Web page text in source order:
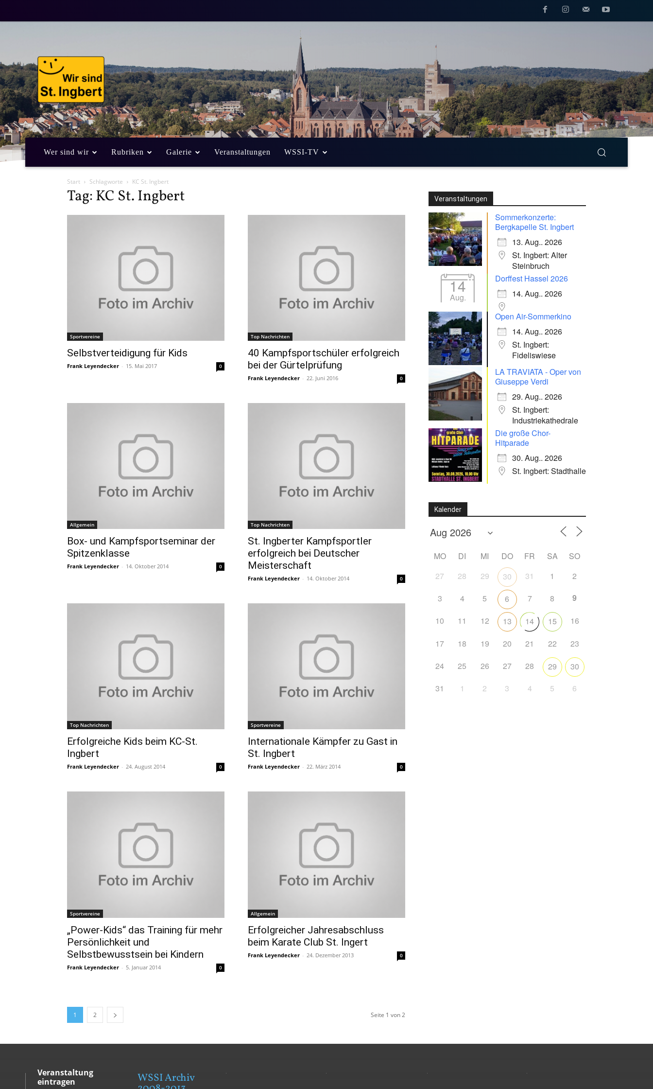
Wer sind wir Rubriken Galerie Veranstaltungen WSSI-TV
Start Schlagworte KC St. Ingbert
Tag: KC St. Ingbert
Sportvereine
Selbstverteidigung für Kids
Frank Leyendecker - 15. Mai 2017 0
Top Nachrichten
40 Kampfsportschüler erfolgreich
bei der Gürtelprüfung
Frank Leyendecker - 22. Juni 2016 0
Allgemein
Box- und Kampfsportseminar der
Spitzenklasse
Frank Leyendecker - 14. Oktober 2014 0
Top Nachrichten
St. Ingberter Kampfsportler
erfolgreich bei Deutscher
Meisterschaft
Frank Leyendecker - 14. Oktober 2014 0
Top Nachrichten
Erfolgreiche Kids beim KC-St.
Ingbert
Frank Leyendecker - 24. August 2014 0
Sportvereine
Internationale Kämpfer zu Gast in
St. Ingbert
Frank Leyendecker - 22. März 2014 0
Sportvereine
„Power-Kids“ das Training für mehr
Persönlichkeit und
Selbstbewusstsein bei Kindern
Frank Leyendecker - 5. Januar 2014 0
Allgemein
Erfolgreicher Jahresabschluss
beim Karate Club St. Ingert
Frank Leyendecker - 24. Dezember 2013 0
1 2 Seite 1 von 2
Veranstaltungen
Sommerkonzerte:
Bergkapelle St. Ingbert
13. Aug.. 2026
St. Ingbert: Alter
Steinbruch
14
Aug.
Dorffest Hassel 2026
14. Aug.. 2026
Open Air-Sommerkino
14. Aug.. 2026
St. Ingbert:
Fideliswiese
LA TRAVIATA - Oper von
Giuseppe Verdi
29. Aug.. 2026
St. Ingbert:
Industriekathedrale
Die große Chor-
Hitparade
30. Aug.. 2026
St. Ingbert: Stadthalle
Kalender
MO DI MI DO FR SA
SO
27
28 29 30 31 1 2
3 4 5 6 7 8 9
10 11 12 13 14 15 16
17 18 19 20 21 22 23
24 25 26 27 28 29
30
31
1 2 3 4 5 6
Veranstaltung
eintragen
WSSI Archiv